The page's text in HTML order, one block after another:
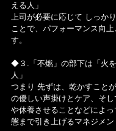
える人」
上司が必要に応じて しっか
ことで、パフォーマンス向
す。
◆３.「不燃」の部下は「火
人」
つまり 先ずは、乾かすこと
の優しい声掛けとケア、そ
や休養させることなどによ
態まで引き上げるマネジメン